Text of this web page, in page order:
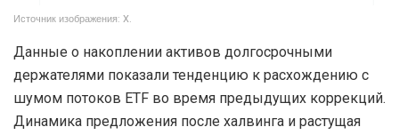
Источник изображения: X.
Данные о накоплении активов долгосрочными
держателями показали тенденцию к расхождению с
шумом потоков ETF во время предыдущих коррекций.
Динамика предложения после халвинга и растущая